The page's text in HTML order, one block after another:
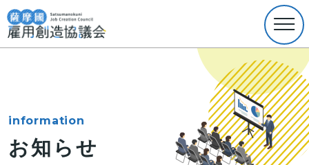
information
お知らせ